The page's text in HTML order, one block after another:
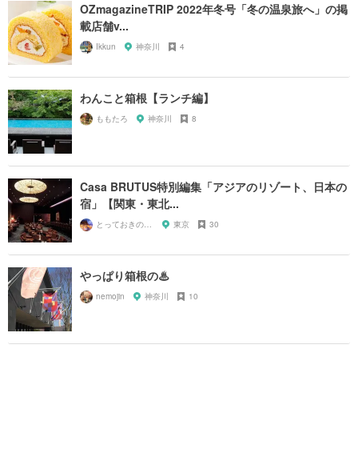
OZmagazineTRIP 2022年冬号「冬の温泉旅へ」の掲
載店舗v...
Ikkun 神奈川 4
わんこと箱根【ランチ編】
ももたろ 神奈川 8
Casa BRUTUS特別編集「アジアのリゾート、日本の
宿」【関東・東北...
とっておきの宿探し 東京 30
やっぱり箱根の♨︎
nemojin 神奈川 10